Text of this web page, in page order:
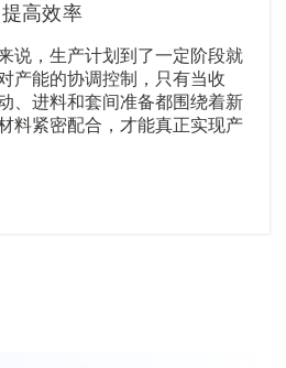
高效率
说，生产计划到了一定阶段就
产能的协调控制，只有当收
、进料和套间准备都围绕着新
料紧密配合，才能真正实现产